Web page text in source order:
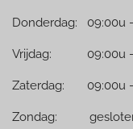
Donderdag: 09:00u
Vrijdag: 09:00u -
Zaterdag: